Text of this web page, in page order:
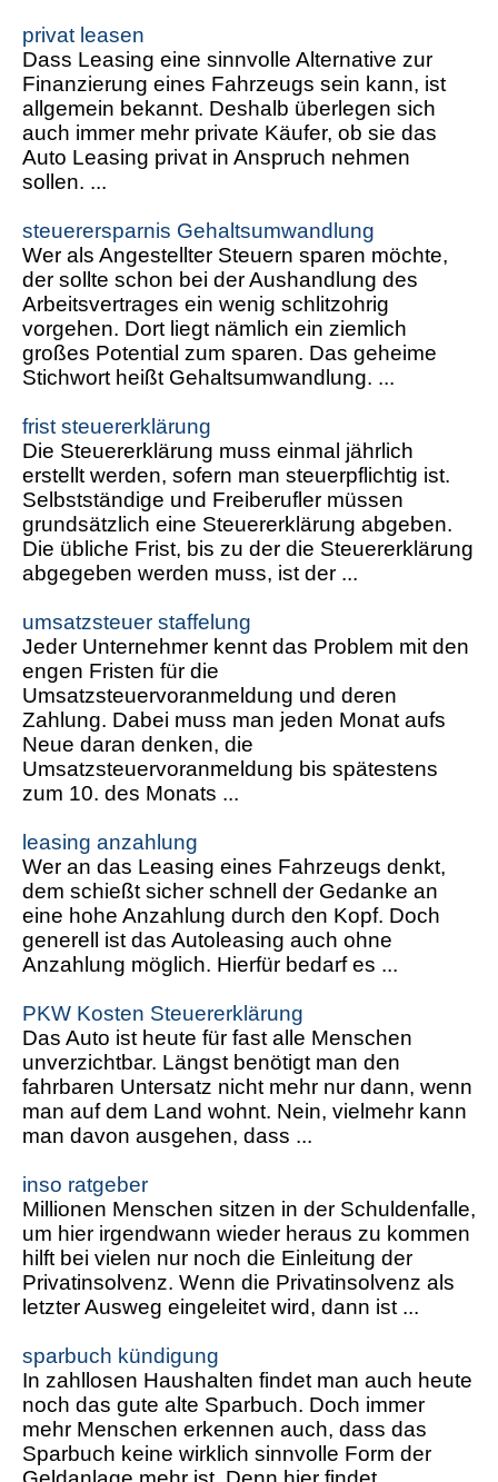
privat leasen
Dass Leasing eine sinnvolle Alternative zur
Finanzierung eines Fahrzeugs sein kann, ist
allgemein bekannt. Deshalb überlegen sich
auch immer mehr private Käufer, ob sie das
Auto Leasing privat in Anspruch nehmen
sollen. ...
steuerersparnis Gehaltsumwandlung
Wer als Angestellter Steuern sparen möchte,
der sollte schon bei der Aushandlung des
Arbeitsvertrages ein wenig schlitzohrig
vorgehen. Dort liegt nämlich ein ziemlich
großes Potential zum sparen. Das geheime
Stichwort heißt Gehaltsumwandlung. ...
frist steuererklärung
Die Steuererklärung muss einmal jährlich
erstellt werden, sofern man steuerpflichtig ist.
Selbstständige und Freiberufler müssen
grundsätzlich eine Steuererklärung abgeben.
Die übliche Frist, bis zu der die Steuererklärung
abgegeben werden muss, ist der ...
umsatzsteuer staffelung
Jeder Unternehmer kennt das Problem mit den
engen Fristen für die
Umsatzsteuervoranmeldung und deren
Zahlung. Dabei muss man jeden Monat aufs
Neue daran denken, die
Umsatzsteuervoranmeldung bis spätestens
zum 10. des Monats ...
leasing anzahlung
Wer an das Leasing eines Fahrzeugs denkt,
dem schießt sicher schnell der Gedanke an
eine hohe Anzahlung durch den Kopf. Doch
generell ist das Autoleasing auch ohne
Anzahlung möglich. Hierfür bedarf es ...
PKW Kosten Steuererklärung
Das Auto ist heute für fast alle Menschen
unverzichtbar. Längst benötigt man den
fahrbaren Untersatz nicht mehr nur dann, wenn
man auf dem Land wohnt. Nein, vielmehr kann
man davon ausgehen, dass ...
inso ratgeber
Millionen Menschen sitzen in der Schuldenfalle,
um hier irgendwann wieder heraus zu kommen
hilft bei vielen nur noch die Einleitung der
Privatinsolvenz. Wenn die Privatinsolvenz als
letzter Ausweg eingeleitet wird, dann ist ...
sparbuch kündigung
In zahllosen Haushalten findet man auch heute
noch das gute alte Sparbuch. Doch immer
mehr Menschen erkennen auch, dass das
Sparbuch keine wirklich sinnvolle Form der